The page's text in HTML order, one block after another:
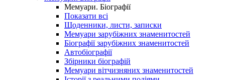
Мемуари. Біографії
Показати всі
Щоденники, листи, записки
Мемуари зарубіжних знаменитостей
Біографії зарубіжних знаменитостей
Автобіографії
Збірники біографій
Мемуари вітчизняних знаменитостей